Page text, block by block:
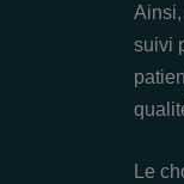
suivi
Le